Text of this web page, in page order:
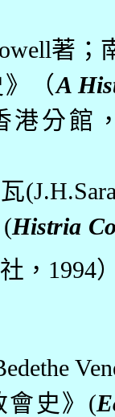
著；
》（A
港分館
(Histria
， 1994
會史》 (